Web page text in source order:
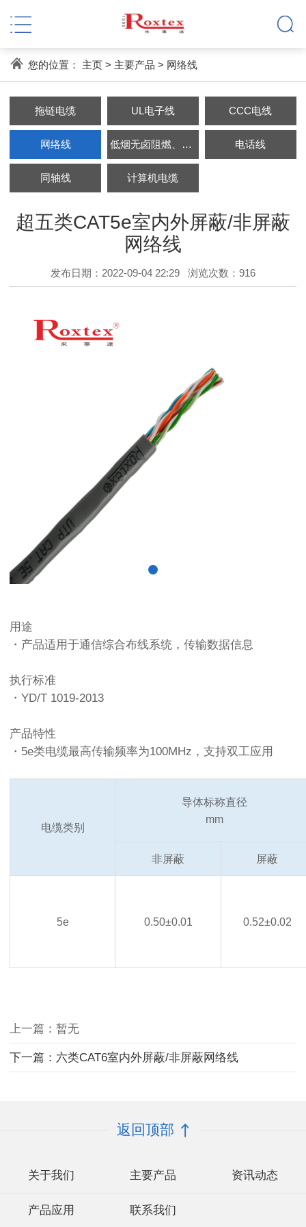
您的位置： 主页> 主要产品 > 网络线
拖链电缆 UL电子线 CCC电线
网络线 低烟无卤阻燃、耐火电缆 电话线
同轴线 计算机电缆
超五类CAT5e室内外屏蔽/非屏蔽
网络线
发布日期：2022-09-04 22:29 浏览次数：916
用途
・产品适用于通信综合布线系统，传输数据信息
执行标准
・YD/T 1019-2013
产品特性
・5e类电缆最高传输频率为100MHz，支持双工应用
电缆类别
导体标称直径
mm
非屏蔽 屏蔽
5e 0.50±0.01 0.52±0.02
上一篇：暂无
下一篇：六类CAT6室内外屏蔽/非屏蔽网络线
返回顶部
关于我们 主要产品 资讯动态
产品应用 联系我们